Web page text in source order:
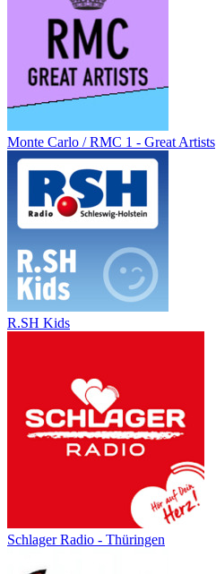
Monte Carlo / RMC 1 - Great Artists
R.SH Kids
Schlager Radio - Thüringen